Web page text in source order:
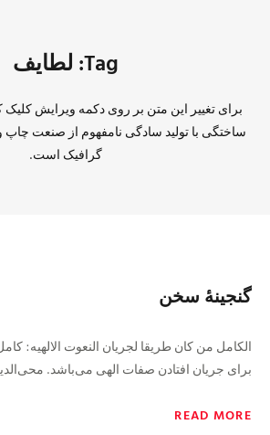
Tag: لطایف
برای تغییر این متن بر روی دکمه ویرایش کلیک
ساختگی با تولید سادگی نامفهوم از صنعت چاپ
گرافیک است.
گنجینهٔ سخن
الکامل من کان طریقا لجریان النعوت الالهیه:
برای جریان افتادن صفات الهی می‌باشد.
READ MORE